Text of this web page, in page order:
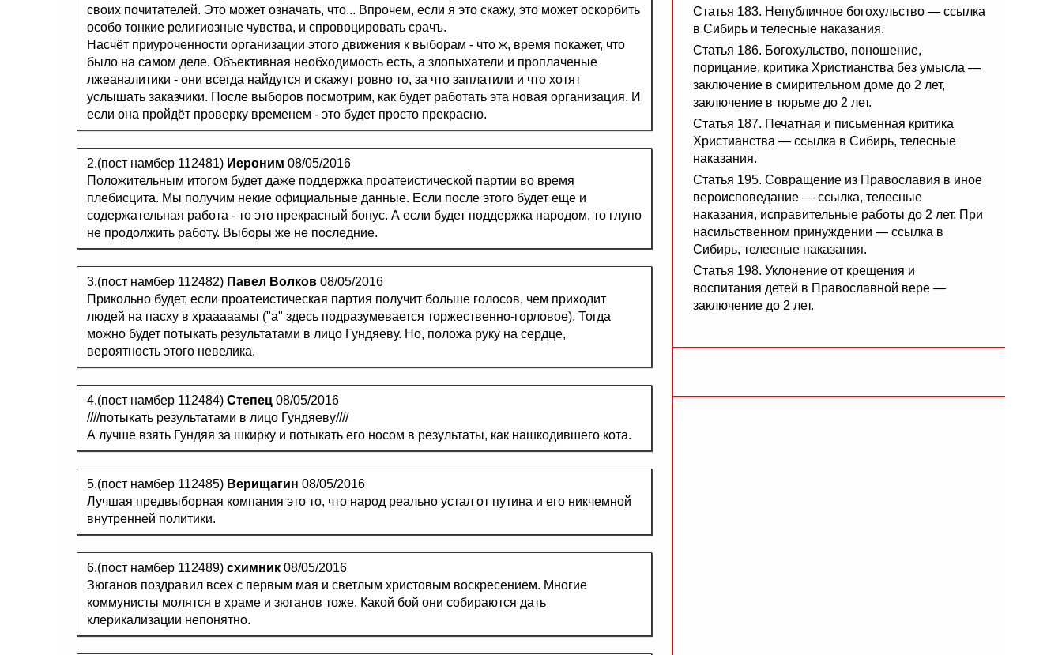
своих почитателей. Это может означать, что... Впрочем, если я это скажу, это может оскорбить
особо тонкие религиозные чувства, и спровоцировать срачъ.
Насчёт приуроченности организации этого движения к выборам - что ж, время покажет, что
было на самом деле. Объективная необходимость есть, а злопыхатели и проплаченые
лжеаналитики - они всегда найдутся и скажут ровно то, за что заплатили и что хотят
услышать заказчики. После выборов посмотрим, как будет работать эта новая организация. И
если она пройдёт проверку временем - это будет просто прекрасно.
2.(пост намбер 112481) Иероним 08/05/2016
Положительным итогом будет даже поддержка проатеистической партии во время
плебисцита. Мы получим некие официальные данные. Если после этого будет еще и
содержательная работа - то это прекрасный бонус. А если будет поддержка народом, то глупо
не продолжить работу. Выборы же не последние.
3.(пост намбер 112482) Павел Волков 08/05/2016
Прикольно будет, если проатеистическая партия получит больше голосов, чем приходит
людей на пасху в храаааамы ("а" здесь подразумевается торжественно-горловое). Тогда
можно будет потыкать результатами в лицо Гундяеву. Но, положа руку на сердце,
вероятность этого невелика.
4.(пост намбер 112484) Степец 08/05/2016
////потыкать результатами в лицо Гундяеву////
А лучше взять Гундяя за шкирку и потыкать его носом в результаты, как нашкодившего кота.
5.(пост намбер 112485) Верищагин 08/05/2016
Лучшая предвыборная компания это то, что народ реально устал от путина и его никчемной
внутренней политики.
6.(пост намбер 112489) схимник 08/05/2016
Зюганов поздравил всех с первым мая и светлым христовым воскресением. Многие
коммунисты молятся в храме и зюганов тоже. Какой бой они собираются дать
клерикализации непонятно.
Статья 183. Непубличное богохульство — ссылка
в Сибирь и телесные наказания.
Статья 186. Богохульство, поношение,
порицание, критика Христианства без умысла —
заключение в смирительном доме до 2 лет,
заключение в тюрьме до 2 лет.
Статья 187. Печатная и письменная критика
Христианства — ссылка в Сибирь, телесные
наказания.
Статья 195. Совращение из Православия в иное
вероисповедание — ссылка, телесные
наказания, исправительные работы до 2 лет. При
насильственном принуждении — ссылка в
Сибирь, телесные наказания.
Статья 198. Уклонение от крещения и
воспитания детей в Православной вере —
заключение до 2 лет.